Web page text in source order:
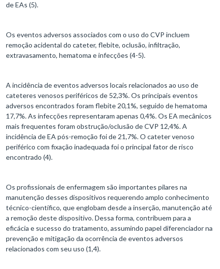
de EAs (5).
Os eventos adversos associados com o uso do CVP incluem
remoção acidental do cateter, flebite, oclusão, infiltração,
extravasamento, hematoma e infecções (4-5).
A incidência de eventos adversos locais relacionados ao uso de
cateteres venosos periféricos de 52,3%. Os principais eventos
adversos encontrados foram flebite 20,1%, seguido de hematoma
17,7%. As infecções representaram apenas 0,4%. Os EA mecânicos
mais frequentes foram obstrução/oclusão de CVP 12,4%. A
incidência de EA pós-remoção foi de 21,7%. O cateter venoso
periférico com fixação inadequada foi o principal fator de risco
encontrado (4).
Os profissionais de enfermagem são importantes pilares na
manutenção desses dispositivos requerendo amplo conhecimento
técnico-científico, que englobam desde a inserção, manutenção até
a remoção deste dispositivo. Dessa forma, contribuem para a
eficácia e sucesso do tratamento, assumindo papel diferenciador na
prevenção e mitigação da ocorrência de eventos adversos
relacionados com seu uso (1,4).